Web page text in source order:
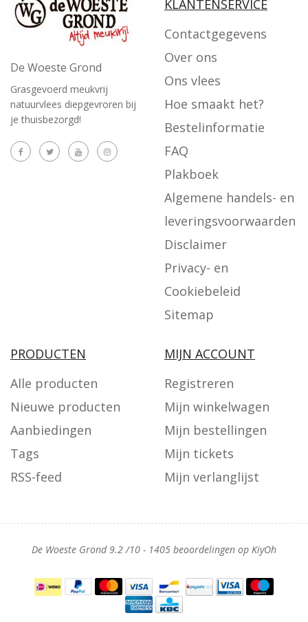
De Woeste Grond
Grasgevoerd meukvrij
natuurvlees diepgevroren bij
je thuisbezorgd!
KLANTENSERVICE
Contactgegevens
Over ons
Ons vlees
Hoe smaakt het?
Bestelinformatie
FAQ
Plakboek
Algemene handels- en
leveringsvoorwaarden
Disclaimer
Privacy- en
Cookiebeleid
Sitemap
PRODUCTEN
Alle producten
Nieuwe producten
Aanbiedingen
Tags
RSS-feed
MIJN ACCOUNT
Registreren
Mijn winkelwagen
Mijn bestellingen
Mijn tickets
Mijn verlanglijst
De Woeste Grond9.2/10 - 1405 beoordelingen op KiyOh